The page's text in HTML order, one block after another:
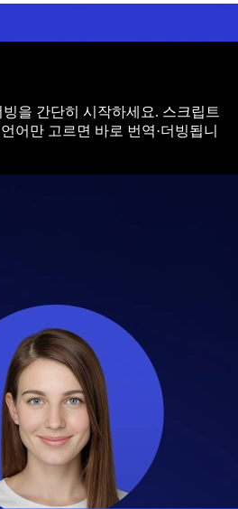
빙을 간단히 시작하세요. 스크립트
어만 고르면 바로 번역·더빙됩니